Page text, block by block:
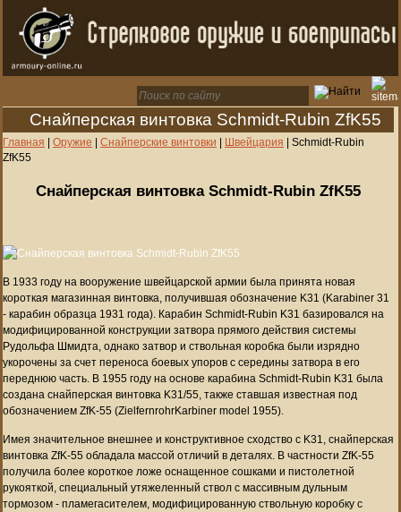
Снайперская винтовка Schmidt-Rubin ZfK55
Главная | Оружие | Снайперские винтовки | Швейцария | Schmidt-Rubin
ZfK55
Снайперская винтовка Schmidt-Rubin ZfK55
В 1933 году на вооружение швейцарской армии была принята новая
короткая магазинная винтовка, получившая обозначение K31 (Karabiner 31
- карабин образца 1931 года). Карабин Schmidt-Rubin K31 базировался на
модифицированной конструкции затвора прямого действия системы
Рудольфа Шмидта, однако затвор и ствольная коробка были изрядно
укорочены за счет переноса боевых упоров с середины затвора в его
переднюю часть. В 1955 году на основе карабина Schmidt-Rubin K31 была
создана снайперская винтовка K31/55, также ставшая известная под
обозначением ZfK-55 (ZielfernrohrKarbiner model 1955).
Имея значительное внешнее и конструктивное сходство с K31, снайперская
винтовка ZfK-55 обладала массой отличий в деталях. В частности ZfK-55
получила более короткое ложе оснащенное сошками и пистолетной
рукояткой, специальный утяжеленный ствол с массивным дульным
тормозом - пламегасителем, модифицированную ствольную коробку с